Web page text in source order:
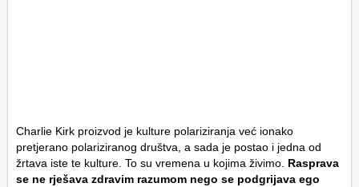
Charlie Kirk proizvod je kulture polariziranja već ionako
pretjerano polariziranog društva, a sada je postao i jedna od
žrtava iste te kulture. To su vremena u kojima živimo. Rasprava
se ne rješava zdravim razumom nego se podgrijava ego